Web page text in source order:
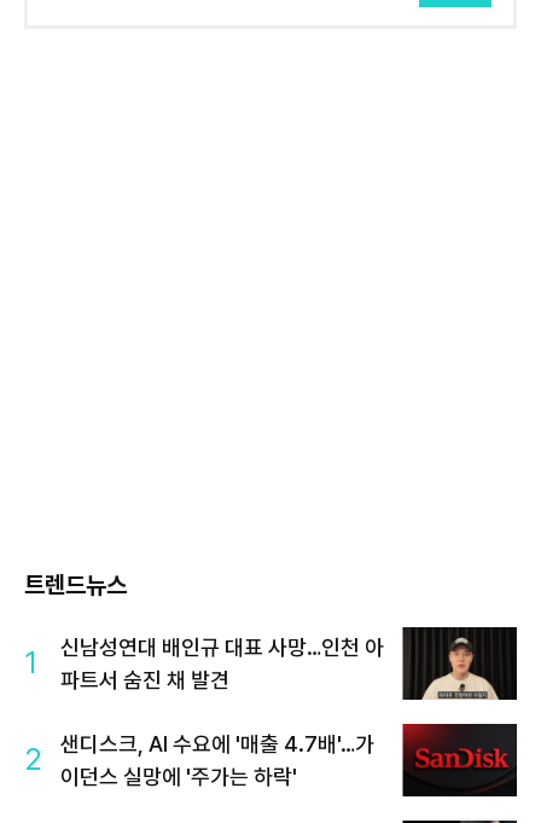
트렌드뉴스
1
신남성연대 배인규 대표 사망…인천 아
파트서 숨진 채 발견
2
샌디스크, AI 수요에 '매출 4.7배'…가
이던스 실망에 '주가는 하락'